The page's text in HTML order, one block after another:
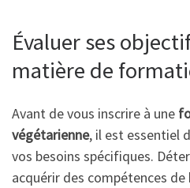
Évaluer ses
matière de
Avant de vous inscrire à une
végétarienne, il est essentiel
vos besoins spécifiques.
acquérir des compétences de